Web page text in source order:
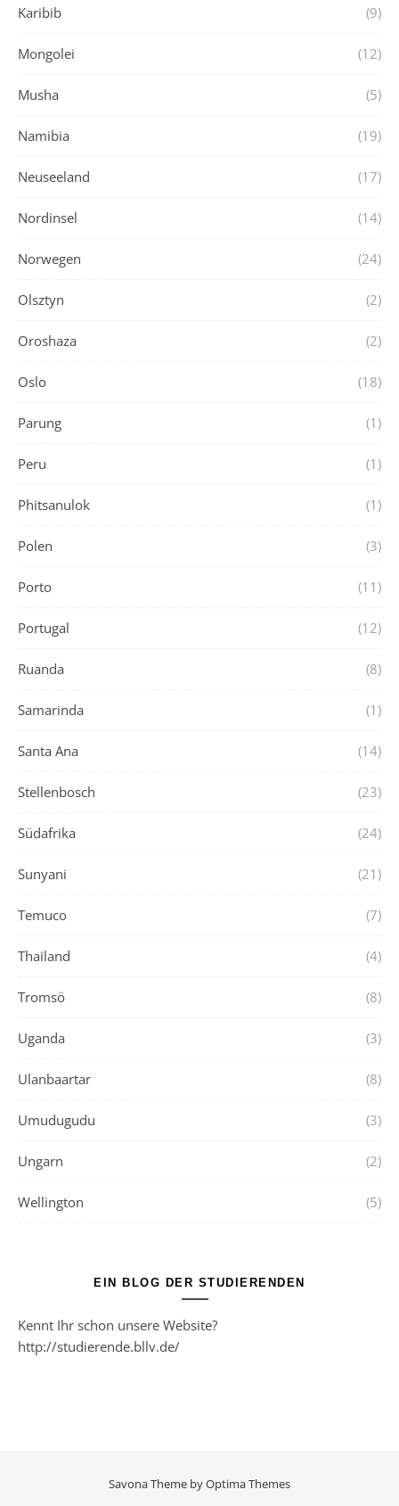
Karibib (9)
Mongolei (12)
Musha (5)
Namibia (19)
Neuseeland (17)
Nordinsel (14)
Norwegen (24)
Olsztyn (2)
Oroshaza (2)
Oslo (18)
Parung (1)
Peru (1)
Phitsanulok (1)
Polen (3)
Porto (11)
Portugal (12)
Ruanda (8)
Samarinda (1)
Santa Ana (14)
Stellenbosch (23)
Südafrika (24)
Sunyani (21)
Temuco (7)
Thailand (4)
Tromsö (8)
Uganda (3)
Ulanbaartar (8)
Umudugudu (3)
Ungarn (2)
Wellington (5)
EIN BLOG DER STUDIERENDEN
Kennt Ihr schon unsere Website?
http://studierende.bllv.de/
Savona Theme byOptima Themes